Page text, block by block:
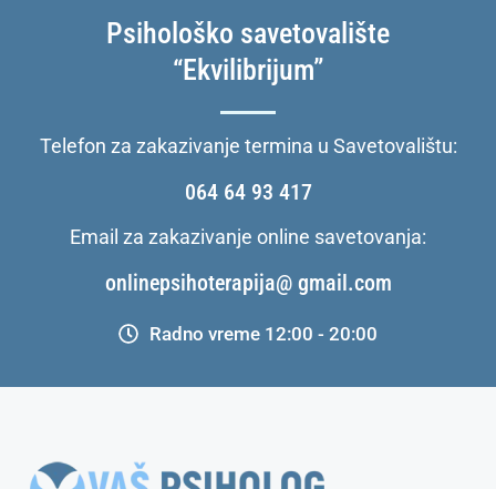
Psihološko savetovalište
“Ekvilibrijum”
Telefon za zakazivanje termina u Savetovalištu:
064 64 93 417
Email za zakazivanje online savetovanja:
onlinepsihoterapija@ gmail.com
Radno vreme 12:00 - 20:00